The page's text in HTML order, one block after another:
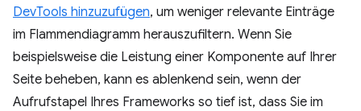
DevTools hinzuzufügen, um weniger relevante Einträge
im Flammendiagramm herauszufiltern. Wenn Sie
beispielsweise die Leistung einer Komponente auf Ihrer
Seite beheben, kann es ablenkend sein, wenn der
Aufrufstapel Ihres Frameworks so tief ist, dass Sie im